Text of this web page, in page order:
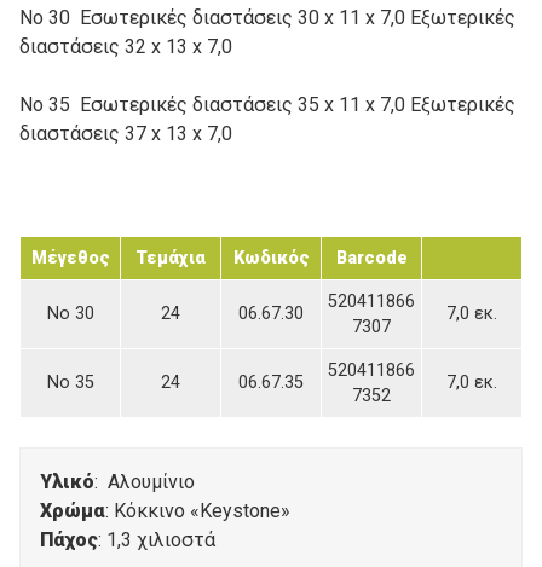
Νο 30 Εσωτερικές διαστάσεις 30 x 11 x 7,0 Εξωτερικές
διαστάσεις 32 x 13 x 7,0
No 35 Εσωτερικές διαστάσεις 35 x 11 x 7,0 Εξωτερικές
διαστάσεις 37 x 13 x 7,0
Μέγεθος Τεμάχια Κωδικός Barcode
Νο 30 24 06.67.30
520411866
7307
7,0 εκ.
Νο 35 24 06.67.35
520411866
7352
7,0 εκ.
Υλικό: Αλουμίνιο
Χρώμα: Κόκκινο «Keystone»
Πάχος: 1,3 χιλιοστά